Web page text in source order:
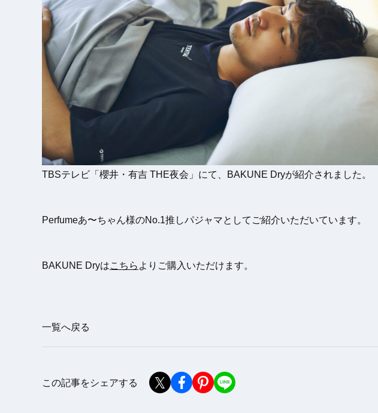
TBSテレビ「櫻井・有吉 THE夜会」にて、BAKUNE Dryが紹介されました。
Perfumeあ〜ちゃん様のNo.1推しパジャマとしてご紹介いただいています。
BAKUNE Dryはこちら よりご購入いただけます。
一覧へ戻る
この記事をシェアする